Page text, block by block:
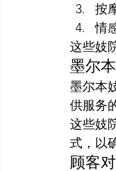
按
情
这些妓
墨尔
墨尔本
供服务
这些妓
式，以
顾客